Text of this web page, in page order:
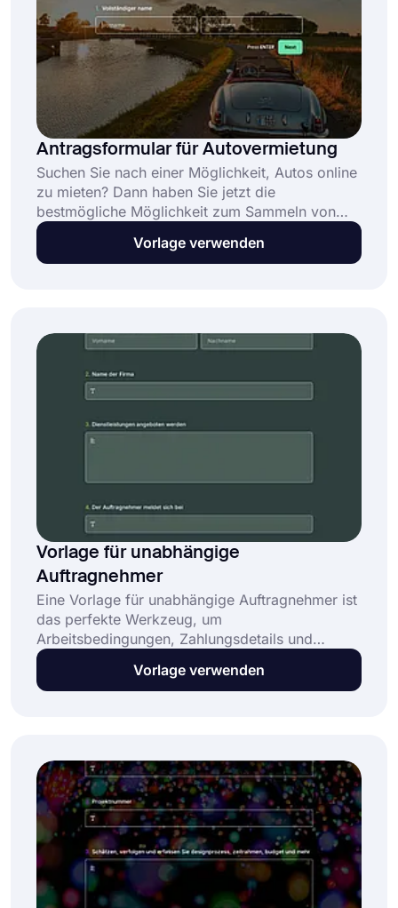
Antragsformular für Autovermietung
Suchen Sie nach einer Möglichkeit, Autos online
zu mieten? Dann haben Sie jetzt die
bestmögliche Möglichkeit zum Sammeln von
Online-Bewerbungen gefunden. Mit forms.app
haben Sie eine kostenlose Vorlage für einen
mühelos mehr Kunden.
Vorlage verwenden
Vorlage für unabhängige
Auftragnehmer
Eine Vorlage für unabhängige Auftragnehmer ist
das perfekte Werkzeug, um
Arbeitsbedingungen, Zahlungsdetails und
Verantwortlichkeiten klar zu definieren. Ein gut
gestaltetes Formular für unabhängige
Vorlage verwenden